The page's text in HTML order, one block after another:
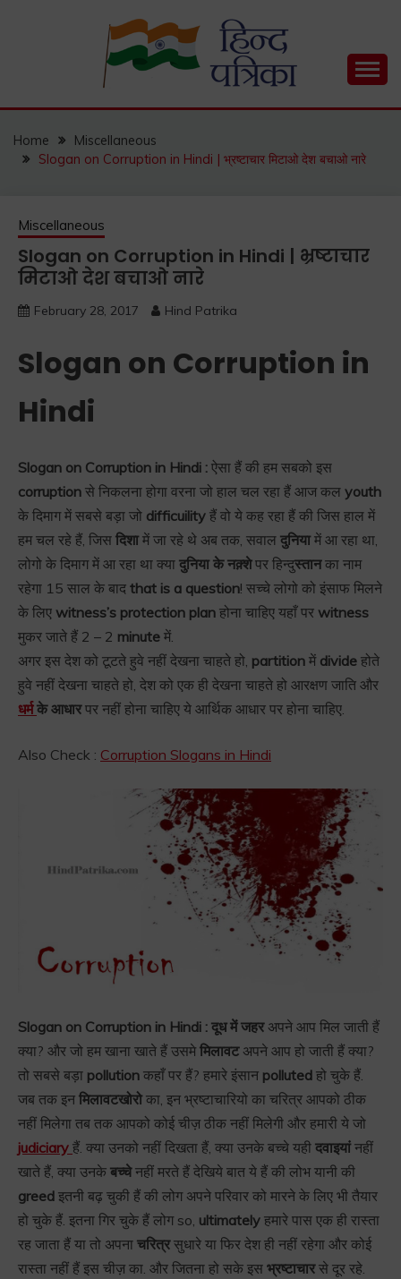
HIND PATRIKA
Status, Hindi Quotes, Hindi Inspirational Stories, Hindi
Home
Miscellaneous
Slogan on Corruption in Hindi | भ्रष्टाचार मिटाओ देश बचाओ नारे
Miscellaneous
Slogan on Corruption in Hindi | भ्रष्टाचार
मिटाओ देश बचाओ नारे
February 28, 2017 Hind Patrika
Slogan on Corruption in
Hindi
Slogan on Corruption in Hindi : ऐसा हैं की हम सबको इस
corruption से निकलना होगा वरना जो हाल चल रहा हैं आज कल youth
के दिमाग में सबसे बड़ा जो difficuility हैं वो ये कह रहा हैं की जिस हाल में
हम चल रहे हैं, जिस दिशामें जा रहे थे अब तक, सवाल दुनियामें आ रहा था,
लोगो के दिमाग में आ रहा था क्या दुनिया के नक़्शेपर हिन्दुस्तानका नाम
रहेगा 15 साल के बाद that is a question! सच्चे लोगो को इंसाफ मिलने
के लिए witness’s protection plan होना चाहिए यहाँ पर witness
मुकर जाते हैं 2 – 2 minute में.
अगर इस देश को टूटते हुवे नहीं देखना चाहते हो, partition में divide होते
हुवे नहीं देखना चाहते हो, देश को एक ही देखना चाहते हो आरक्षण जाति और
धर्मके आधारपर नहीं होना चाहिए ये आर्थिक आधार पर होना चाहिए.
Also Check : Corruption Slogans in Hindi
Slogan on Corruption in Hindi : दूध में जहरअपने आप मिल जाती हैं
क्या? और जो हम खाना खाते हैं उसमे मिलावटअपने आप हो जाती हैं क्या?
तो सबसे बड़ा pollution कहाँ पर हैं? हमारे इंसान polluted हो चुके हैं.
जब तक इन मिलावटखोरोका, इन भ्रष्टाचारियो का चरित्र आपको ठीक
नहीं मिलेगा तब तक आपको कोई चीज़ ठीक नहीं मिलेगी और हमारी ये जो
judiciary हैं. क्या उनको नहीं दिखता हैं, क्या उनके बच्चे यही दवाइयांनहीं
खाते हैं, क्या उनके बच्चेनहीं मरते हैं देखिये बात ये हैं की लोभ यानी की
greed इतनी बढ़ चुकी हैं की लोग अपने परिवार को मारने के लिए भी तैयार
हो चुके हैं. इतना गिर चुके हैं लोग so, ultimately हमारे पास एक ही रास्ता
रह जाता हैं या तो अपना चरित्रसुधारे या फिर देश ही नहीं रहेगा और कोई
रास्ता नहीं हैं इस चीज़ का. और जितना हो सके इस भ्रष्टाचारसे दूर रहे.